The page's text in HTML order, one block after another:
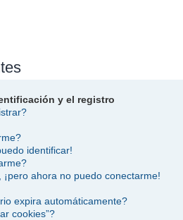
y el registro
identificar!
ahora no puedo conectarme!
expira automáticamente?
cookies”?